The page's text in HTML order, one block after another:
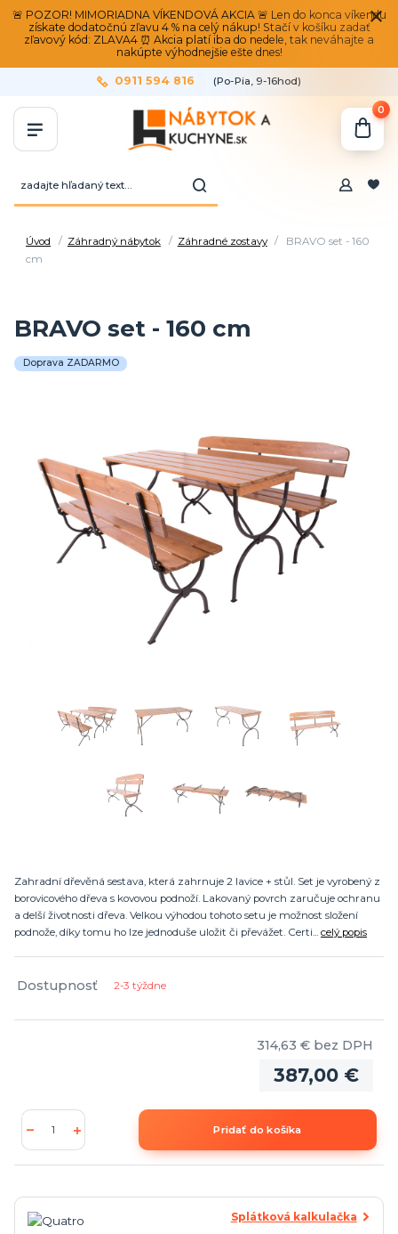
🚨 POZOR! MIMORIADNA VÍKENDOVÁ AKCIA 🚨 Len do konca víkendu
získate dodatočnú zľavu 4 % na celý nákup! Stačí v košíku zadať
zľavový kód: ZLAVA4 ⏰ Akcia platí iba do nedele, tak neváhajte a
nakúpte výhodnejšie ešte dnes!
0911 594 816 (Po-Pia, 9-16hod)
0
Úvod Záhradný nábytok Záhradné zostavy
BRAVO set - 160
cm
BRAVO set - 160 cm
Doprava ZADARMO
Zahradní dřevěná sestava, která zahrnuje 2 lavice + stůl. Set je vyrobený z
borovicového dřeva s kovovou podnoží. Lakovaný povrch zaručuje ochranu
a delší životnosti dřeva. Velkou výhodou tohoto setu je možnost složení
podnože, díky tomu ho lze jednoduše uložit či převážet. Certi... celý popis
Dostupnosť 2-3 týždne
387,00 €
314,63 € bez DPH
Pridať do košíka
Splátková kalkulačka